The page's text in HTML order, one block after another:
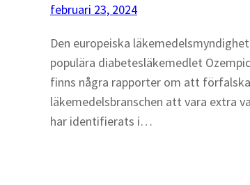
februari 23, 2024
Den europeiska
populära diabetesläkemedlet
finns några rapporter om att
läkemedelsbranschen att vara extra
har identifierats i…